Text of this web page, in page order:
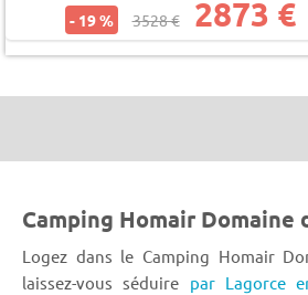
- 19 % 3528 € 2873 €
Camping Homair Domaine
Logez dans le Camping Homair
laissez-vous séduire par Lagorce